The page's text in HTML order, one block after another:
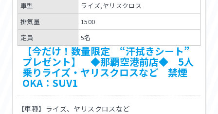
車型
ライズ,ヤリスクロス
排気量
1500
定員
5名
【今だけ！数量限定 “汗拭きシート”
プレゼント】 ◆那覇空港前店◆ 5人
乗りライズ・ヤリスクロスなど 禁煙
OKA：SUV1
【車種】ライズ、ヤリスクロスなど